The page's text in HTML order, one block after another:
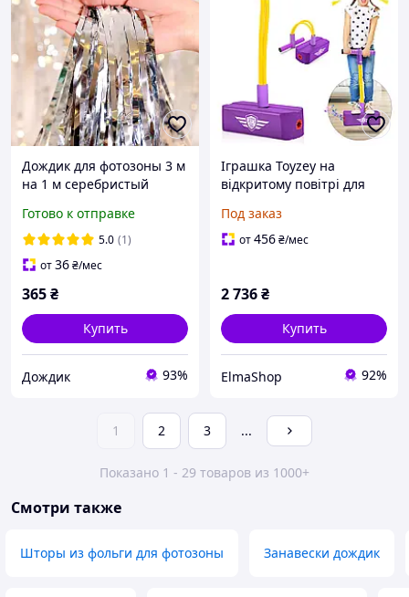
Дождик для фотозоны 3 м
на 1 м серебристый
Готово к отправке
5.0 (1)
от36₴/мес
365₴
Купить
Дождик 93%
Іграшка Toyzey на
відкритому повітрі для
садова іграшка,
подарунок на день
Под заказ
от456₴/мес
2 736₴
Купить
ElmaShop 92%
1 2 3 ...
Показано 1 - 29 товаров из 1000+
Смотри также
Шторы из фольги для фотозоны Занавески дождик